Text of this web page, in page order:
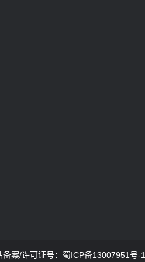
备案/许可证号：蜀ICP备13007951号-1